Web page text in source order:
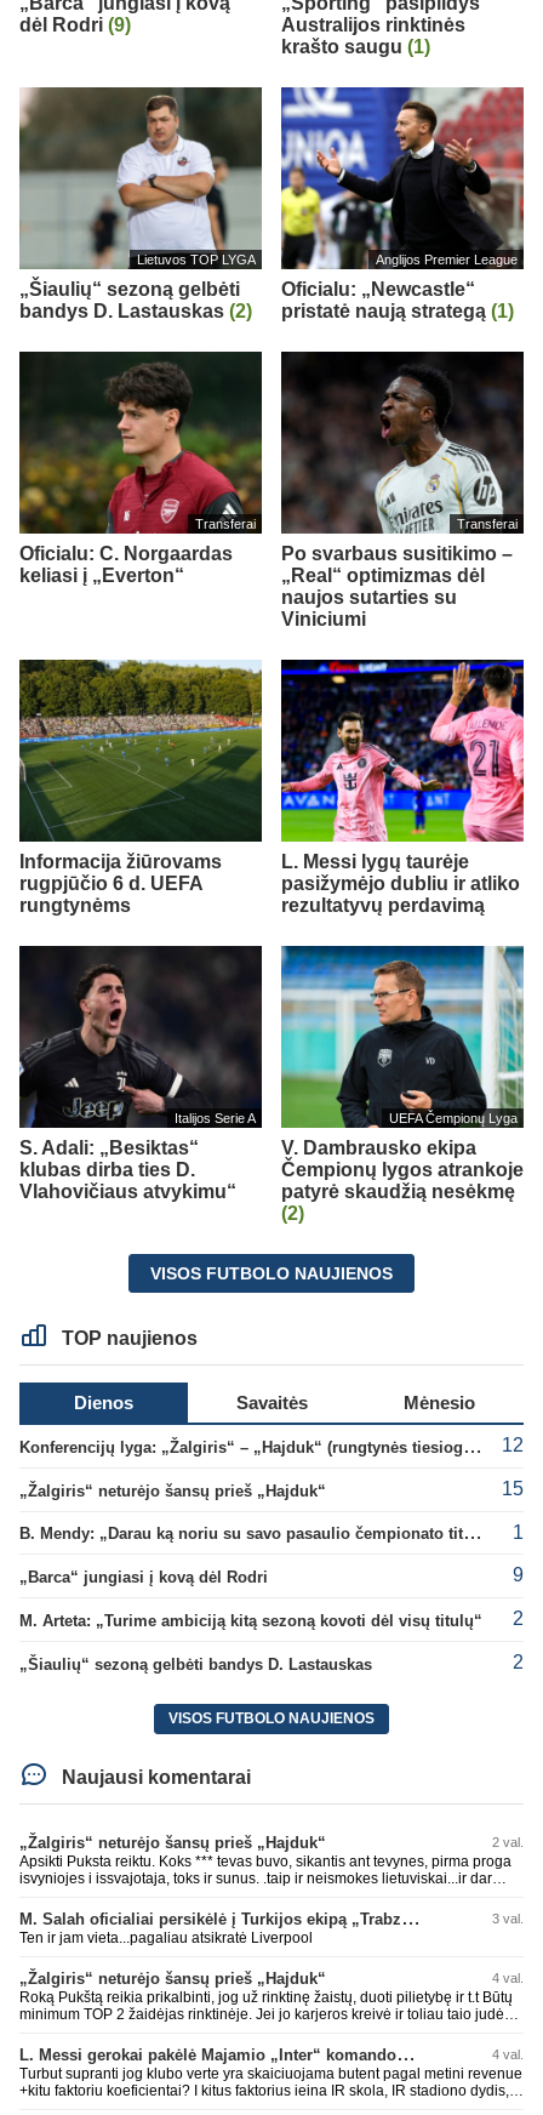
dėl Rodri (9)
Australijos rinktinės
krašto saugu (1)
Lietuvos TOP LYGA
„Šiaulių“ sezoną gelbėti
bandys D. Lastauskas (2)
Anglijos Premier League
Oficialu: „Newcastle“
pristatė naują strategą (1)
Transferai
Oficialu: C. Norgaardas
keliasi į „Everton“
Transferai
Po svarbaus susitikimo –
„Real“ optimizmas dėl
naujos sutarties su
Viniciumi
Informacija žiūrovams
rugpjūčio 6 d. UEFA
rungtynėms
L. Messi lygų taurėje
pasižymėjo dubliu ir atliko
rezultatyvų perdavimą
Italijos Serie A
S. Adali: „Besiktas“
klubas dirba ties D.
Vlahovičiaus atvykimu“
UEFA Čempionų Lyga
V. Dambrausko ekipa
Čempionų lygos atrankoje
patyrė skaudžią nesėkmę
(2)
VISOS FUTBOLO NAUJIENOS
TOP naujienos
Dienos Savaitės Mėnesio
Konferencijų lyga: „Žalgiris“ – „Hajduk“ (rungtynės tiesiogiai) 12
„Žalgiris“ neturėjo šansų prieš „Hajduk“ 15
B. Mendy: „Darau ką noriu su savo pasaulio čempionato titulu“ 1
„Barca“ jungiasi į kovą dėl Rodri 9
M. Arteta: „Turime ambiciją kitą sezoną kovoti dėl visų titulų“ 2
„Šiaulių“ sezoną gelbėti bandys D. Lastauskas 2
VISOS FUTBOLO NAUJIENOS
Naujausi komentarai
„Žalgiris“ neturėjo šansų prieš „Hajduk“ 2 val.
Apsikti Puksta reiktu. Koks *** tevas buvo, sikantis ant tevynes, pirma proga
isvyniojes i issvajotaja, toks ir sunus. .taip ir neismokes lietuviskai...ir dar
laurynas ikalbins
M. Salah oficialiai persikėlė į Turkijos ekipą „Trabzonspor“ 3 val.
Ten ir jam vieta...pagaliau atsikratė Liverpool
„Žalgiris“ neturėjo šansų prieš „Hajduk“ 4 val.
Roką Pukštą reikia prikalbinti, jog už rinktinę žaistų, duoti pilietybę ir t.t Būtų
minimum TOP 2 žaidėjas rinktinėje. Jei jo karjeros kreivė ir toliau taio judės,
L. Messi gerokai pakėlė Majamio „Inter“ komandos vertę 4 val.
Turbut supranti jog klubo verte yra skaiciuojama butent pagal metini revenue
+kitu faktoriu koeficientai? I kitus faktorius ieina IR skola, IR stadiono dydis,